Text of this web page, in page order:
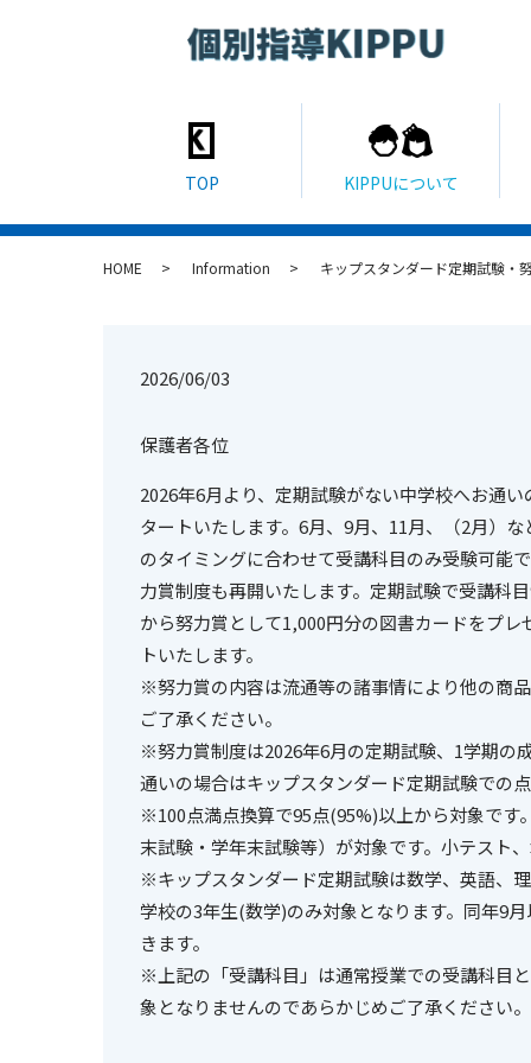
HOME Information キップスタンダード定期試験・
2026/06/03
保護者各位
2026年6月より、定期試験がない中学校へお通
タートいたします。6月、9月、11月、（2月）
のタイミングに合わせて受講科目のみ受験可能
力賞制度も再開いたします。定期試験で受講科
から努力賞として1,000円分の図書カードをプ
トいたします。
※努力賞の内容は流通等の諸事情により他の商
ご了承ください。
※努力賞制度は2026年6月の定期試験、1学期の
通いの場合はキップスタンダード定期試験での
※100点満点換算で95点(95%)以上から対象です
末試験・学年末試験等）が対象です。小テスト
※キップスタンダード定期試験は数学、英語、
学校の3年生(数学)のみ対象となります。同年9
きます。
※上記の「受講科目」は通常授業での受講科目
象となりませんのであらかじめご了承ください。